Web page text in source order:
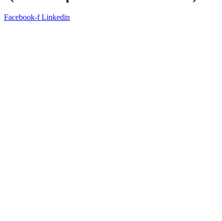
Facebook-f Linkedin